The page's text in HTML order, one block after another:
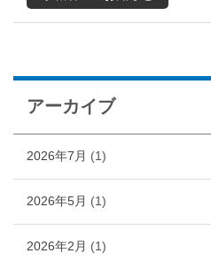
アーカイブ
2026年7月 (1)
2026年5月 (1)
2026年2月 (1)